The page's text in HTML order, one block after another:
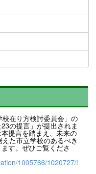
在り方検討委員会」の
の提言」が提出されま
提言を踏まえ、未来の
た市立学校のあるべき
す。ぜひご覧くださ
1005766/1020727/i